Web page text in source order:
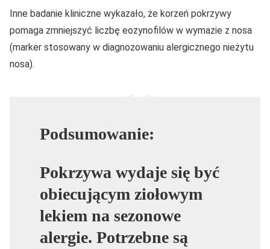
Inne badanie kliniczne wykazało, że korzeń pokrzywy
pomaga zmniejszyć liczbę eozynofilów w wymazie z nosa
(marker stosowany w diagnozowaniu alergicznego nieżytu
nosa).
Podsumowanie:
Pokrzywa wydaje się być
obiecującym ziołowym
lekiem na sezonowe
alergie. Potrzebne są